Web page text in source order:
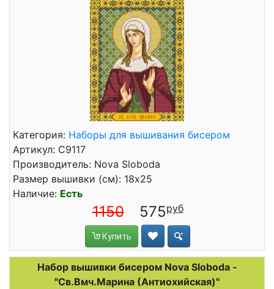
Категория: Наборы для вышивания бисером
Артикул: C9117
Производитель: Nova Sloboda
Размер вышивки (см): 18x25
Наличие: Есть
1150 575
Купить
Набор вышивки бисером Nova Sloboda -
"Св.Вмч.Марина (Антиохийская)"